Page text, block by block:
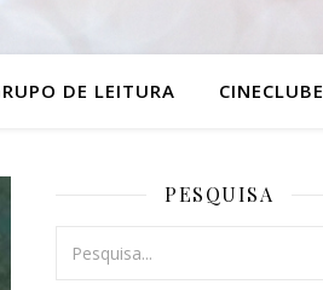
DE LEITURA CINECLUBE
PESQUISA